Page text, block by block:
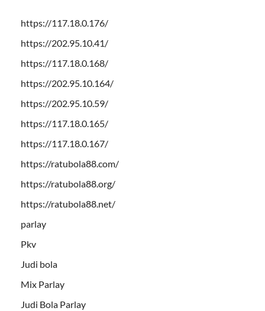
https://117.18.0.176/
https://202.95.10.41/
https://117.18.0.168/
https://202.95.10.164/
https://202.95.10.59/
https://117.18.0.165/
https://117.18.0.167/
https://ratubola88.com/
https://ratubola88.org/
https://ratubola88.net/
parlay
Pkv
Judi bola
Mix Parlay
Judi Bola Parlay